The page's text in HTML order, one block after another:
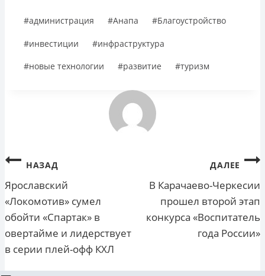
Метки
#администрация #Анапа #Благоустройство
#инвестиции #инфраструктура
#новые технологии #развитие #туризм
Навигация
по
записям
НАЗАД
Ярославский
«Локомотив» сумел
обойти «Спартак» в
овертайме и лидерствует
в серии плей-офф КХЛ
ДАЛЕЕ
В Карачаево-Черкесии
прошел второй этап
конкурса «Воспитатель
года России»